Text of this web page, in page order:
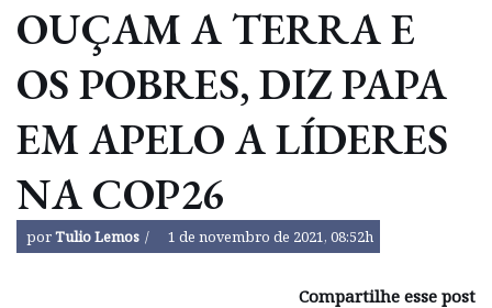
OUÇAM A TERRA E
OS POBRES, DIZ PAPA
EM APELO A LÍDERES
NA COP26
porTulio Lemos 1 de novembro de 2021, 08:52h
Compartilhe esse post